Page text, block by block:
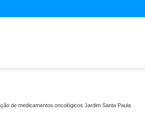
de medicamentos oncológicos Jardim Santa Paula